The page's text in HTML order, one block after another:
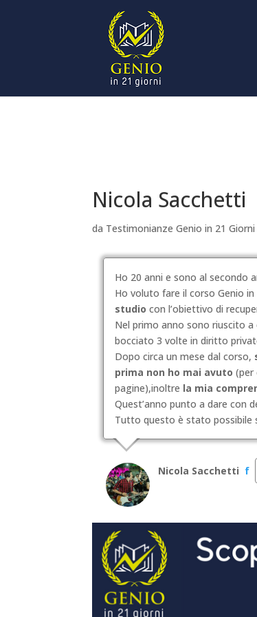
Nicola Sacchetti
da Testimonianze Genio in 21 Giorni
Ho 20 anni e sono al secondo
Ho voluto fare il corso Genio in
studio con l’obiettivo di
Nel primo anno sono riuscito a
bocciato 3 volte in diritto
Dopo circa un mese dal corso,
prima non ho mai avuto (per
pagine),inoltre la mia
Quest’anno punto a dare con
Tutto questo è stato possibile
Nicola Sacchetti f